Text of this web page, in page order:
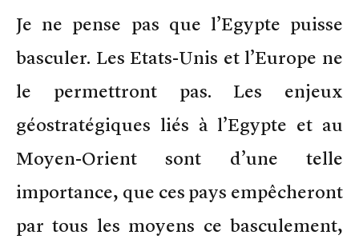
Je ne pense pas que l’Egypte puisse
basculer. Les Etats-Unis et l’Europe ne
le permettront pas. Les enjeux
géostratégiques liés à l’Egypte et au
Moyen-Orient sont d’une telle
importance, que ces pays empêcheront
par tous les moyens ce basculement,